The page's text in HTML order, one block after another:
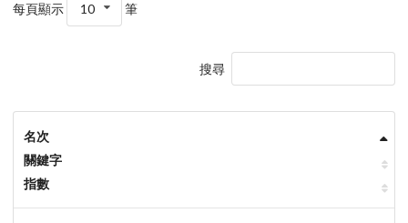
每頁顯示 10 筆
搜尋
名次
關鍵字
指數